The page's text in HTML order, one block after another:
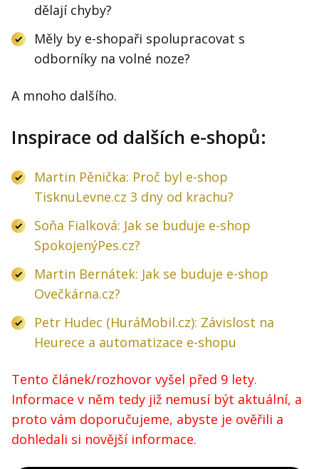
dělají chyby?
Měly by e-shopaři spolupracovat s
odborníky na volné noze?
A mnoho dalšího.
Inspirace od dalších e-shopů:
Martin Pěnička: Proč byl e-shop
TisknuLevne.cz 3 dny od krachu?
Soňa Fialková: Jak se buduje e-shop
SpokojenýPes.cz?
Martin Bernátek: Jak se buduje e-shop
Ovečkárna.cz?
Petr Hudec (HuráMobil.cz): Závislost na
Heurece a automatizace e-shopu
Tento článek/rozhovor vyšel před 9 lety.
Informace v něm tedy již nemusí být aktuální, a
proto vám doporučujeme, abyste je ověřili a
dohledali si novější informace.